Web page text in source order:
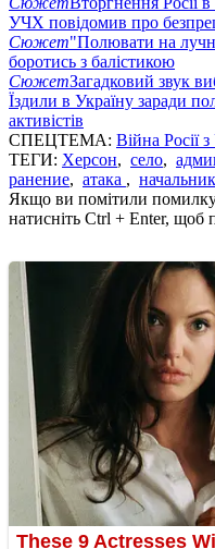
УЧХ повідомив про
Сюжет"Полювати на
боротись з балістикою
СюжетЗагадковий звук
Їздили в Україну заради
активістів
СПЕЦТЕМА: Війна Росії
ТЕГИ: Херсон, село,
ранение, атака , начальник
Якщо ви помітили помилку,
натисніть Ctrl + Enter, щоб